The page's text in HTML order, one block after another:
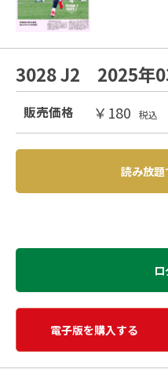
3028 J2 2025年
販売価格 ￥180 税込
読み放題
電子版を購入する